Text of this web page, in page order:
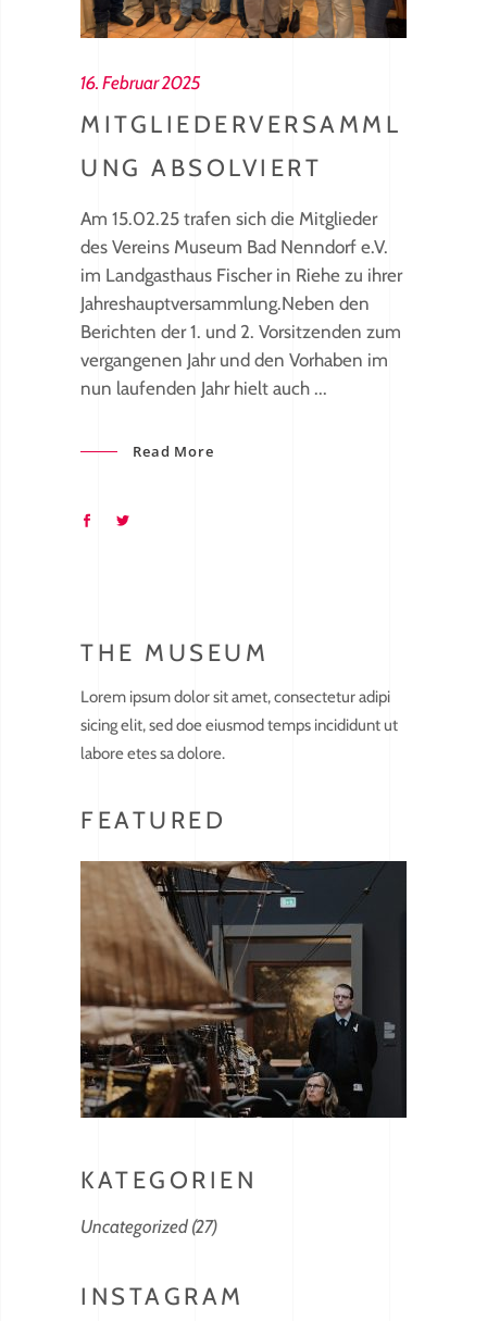
16. Februar 2025
MITGLIEDERVERSAMML
UNG ABSOLVIERT
Am 15.02.25 trafen sich die Mitglieder
des Vereins Museum Bad Nenndorf e.V.
im Landgasthaus Fischer in Riehe zu ihrer
Jahreshauptversammlung.Neben den
Berichten der 1. und 2. Vorsitzenden zum
vergangenen Jahr und den Vorhaben im
nun laufenden Jahr hielt auch
Read More
THE MUSEUM
Lorem ipsum dolor sit amet, consectetur adipi
sicing elit, sed doe eiusmod temps incididunt ut
labore etes sa dolore.
FEATURED
KATEGORIEN
Uncategorized (27)
INSTAGRAM